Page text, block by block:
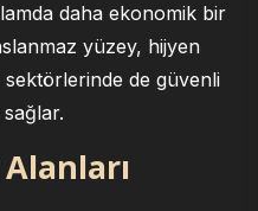
daha ekonomik bir
yüzey, hijyen
sektörlerinde de güvenli
sağlar.